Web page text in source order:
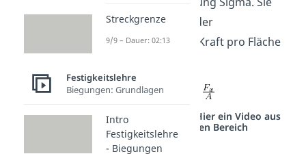
berechnet sich aus der
aufgebrachten Zug-Kraft pro Fläche
Studyflix vernetzt: Hier ein Video aus
einem anderen Bereich
Streckgrenze
9/9 – Dauer: 02:13
Festigkeitslehre
Biegungen: Grundlagen
Intro
Festigkeitslehre
- Biegungen